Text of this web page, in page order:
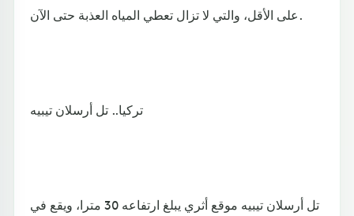
على الأقل، والتي لا تزال تعطي المياه العذبة حتى الآن.
تركيا.. تل أرسلان تيبيه
تل أرسلان تيبيه موقع أثري يبلغ ارتفاعه 30 مترا، ويقع في